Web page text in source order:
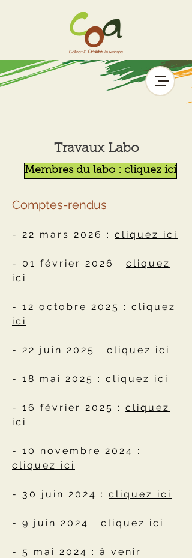
Travaux Labo
Membres du labo : cliquez ici
Comptes-rendus
- 22 mars 2026 : cliquez ici
- 01 février 2026 : cliquez
ici
- 12 octobre 2025 : cliquez
ici
- 22 juin 2025 : cliquez ici
- 18 mai 2025 : cliquez ici
- 16 février 2025 : cliquez
ici
- 10 novembre 2024 :
cliquez ici
- 30 juin 2024 : cliquez ici
- 9 juin 2024 : cliquez ici
- 5 mai 2024 : à venir